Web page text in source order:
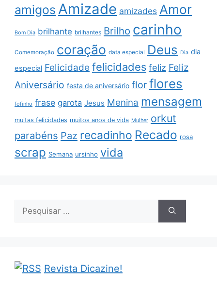
amigos Amizade amizades Amor
Bom Dia brilhante brilhantes Brilho carinho
Comemoração coração data especial Deus Dia dia
especial Felicidade felicidades feliz Feliz
Aniversário festa de aniversário flor flores
fofinho frase garota Jesus Menina mensagem
muitas felicidades muitos anos de vida Mulher orkut
parabéns Paz recadinho Recado rosa
scrap Semana ursinho vida
Pesquisar
Revista Dicazine!